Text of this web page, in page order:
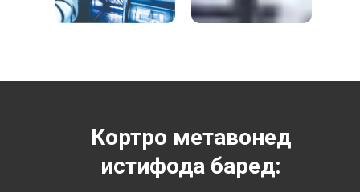
Кортро метавонед
истифода баред: